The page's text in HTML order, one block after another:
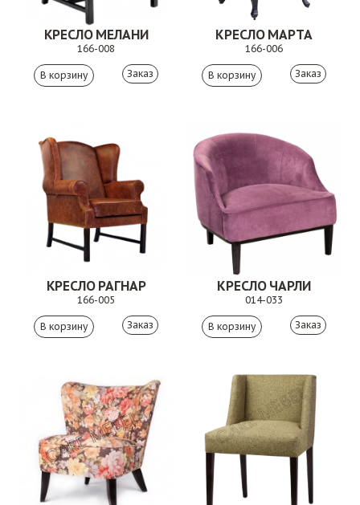
КРЕСЛО МЕЛАНИ
166-008
Заказ
КРЕСЛО МАРТА
166-006
Заказ
КРЕСЛО РАГНАР
166-005
Заказ
КРЕСЛО ЧАРЛИ
014-033
Заказ